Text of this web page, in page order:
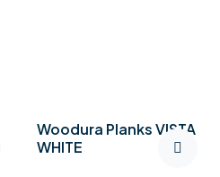
Woodura Planks VISTA
WHITE